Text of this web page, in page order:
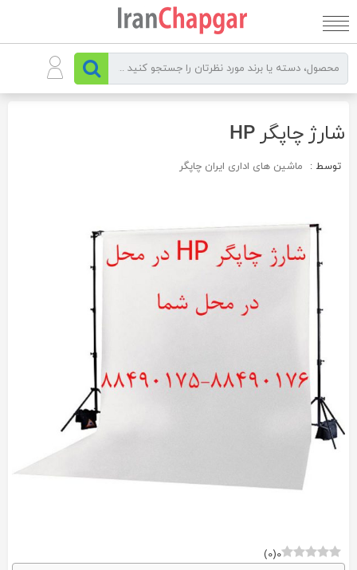
به
شارژ چاپگر HP
توسط : ماشین های اداری ایران چاپگر
0
(
0
)